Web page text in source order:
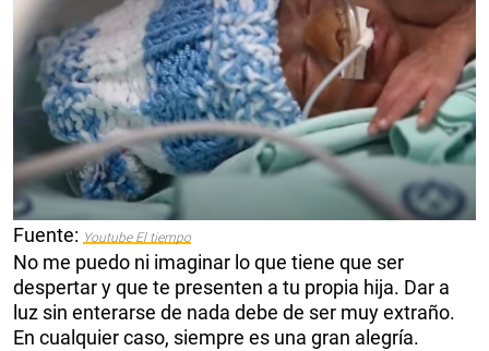
Fuente: Youtube El tiempo
No me puedo ni imaginar lo que tiene que ser
despertar y que te presenten a tu propia hija. Dar a
luz sin enterarse de nada debe de ser muy extraño.
En cualquier caso, siempre es una gran alegría.